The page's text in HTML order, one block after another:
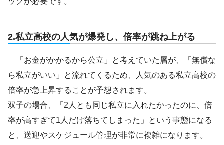
2.私立高校の人気が爆発し、倍率が跳ね上がる
「お金がかかるから公立」と考えていた層が、「無償な
ら私立がいい」と流れてくるため、人気のある私立高校の
倍率が急上昇することが予想されます。
双子の場合、「2人とも同じ私立に入れたかったのに、倍
率が高すぎて1人だけ落ちてしまった」という事態になる
と、送迎やスケジュール管理が非常に複雑になります。